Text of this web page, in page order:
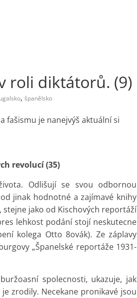
roli diktátorů. (9)
, španělsko
fašismu je nanejvýš aktuální si
revolucí (35)
Odlišují se svou odbornou
jinak hodnotné a zajímavé knihy
jako od Kischových reportáží
lehkost podání stojí neskutecne
kolega Otto 8ovák). Ze záplavy
„Španelské reportáže 1931-
spolecnosti, ukazuje, jak
zrodily. Necekane pronikavé jsou